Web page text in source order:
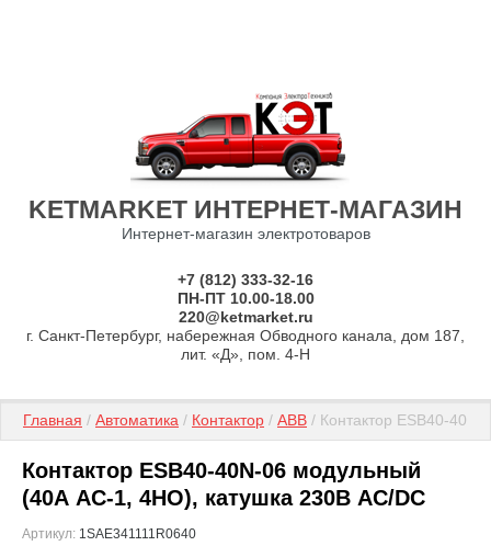
KETMARKET ИНТЕРНЕТ-МАГАЗИН
Интернет-магазин электротоваров
+7 (812) 333-32-16
ПН-ПТ 10.00-18.00
220@ketmarket.ru
г. Санкт-Петербург, набережная Обводного канала, дом 187,
лит. «Д», пом. 4-Н
Главная / Автоматика / Контактор / АВВ / Контактор ESB40-
Контактор ESB40-40N-06 модульный
(40А АС-1, 4НО), катушка 230В AC/DC
Артикул: 1SAE341111R0640